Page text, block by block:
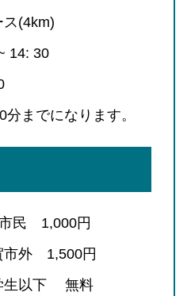
(4km)
14: 30
までになります。
民 1,000円
1,500円
下 無料